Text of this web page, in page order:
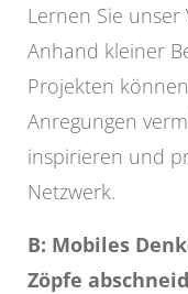
Lernen Sie
Anhand kleiner
Projekten
Anregungen
inspirieren und
Netzwerk.
B: Mobiles
Zöpfe